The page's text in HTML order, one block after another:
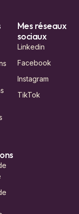
Mes réseaux
sociaux
Linkedin
Facebook
Instagram
TikTok